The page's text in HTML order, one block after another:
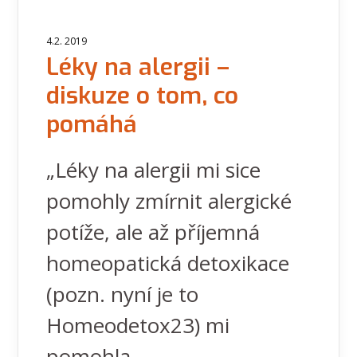
4.2. 2019
Léky na alergii –
diskuze o tom, co
pomáhá
„Léky na alergii mi sice
pomohly zmírnit alergické
potíže, ale až příjemná
homeopatická detoxikace
(pozn. nyní je to
Homeodetox23) mi